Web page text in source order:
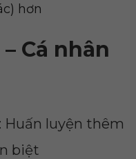
hơn
Cá nhân
Huấn luyện thêm
biệt